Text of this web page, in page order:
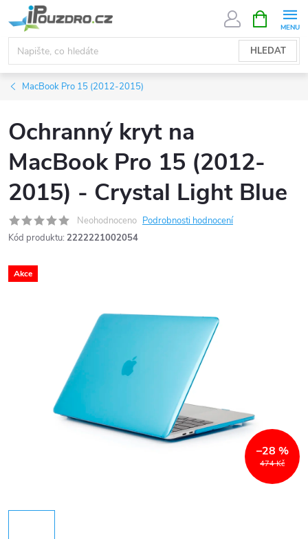
na
obsah
HLEDAT
NÁKUPNÍ
KOŠÍK
MacBook Pro 15 (2012-2015)
Ochranný kryt na
MacBook Pro 15 (2012-
2015) - Crystal Light Blue
Neohodnoceno Podrobnosti hodnocení
Kód produktu: 2222221002054
Akce
474 Kč
–28 %